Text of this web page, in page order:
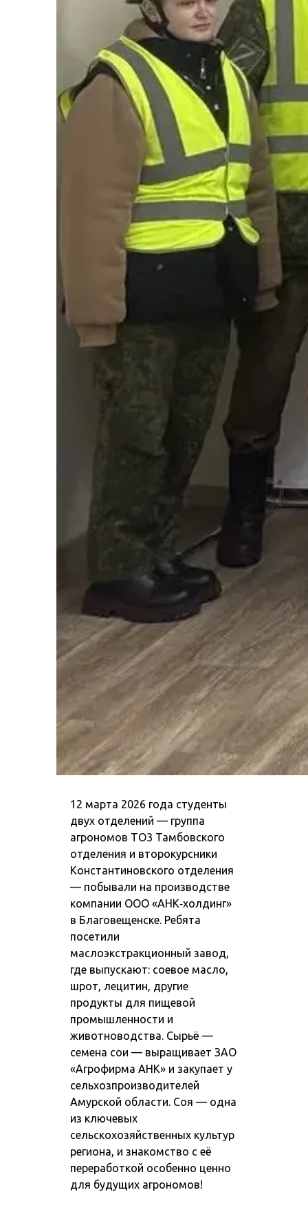
12 марта 2026 года студенты
двух отделений — группа
агрономов ТО3 Тамбовского
отделения и второкурсники
Константиновского отделения
— побывали на производстве
компании ООО «АНК‑холдинг»
в Благовещенске. Ребята
посетили
маслоэкстракционный завод,
где выпускают: соевое масло,
шрот, лецитин, другие
продукты для пищевой
промышленности и
животноводства. Сырьё —
семена сои — выращивает ЗАО
«Агрофирма АНК» и закупает у
сельхозпроизводителей
Амурской области. Соя — одна
из ключевых
сельскохозяйственных культур
региона, и знакомство с её
переработкой особенно ценно
для будущих агрономов!